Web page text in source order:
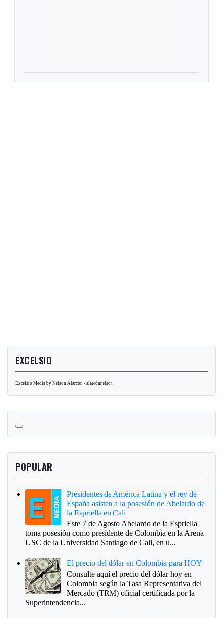
EXCELSIO
Excelsio Media by Nelson Alarcón - alarcónnelson
POPULAR
Presidentes de América Latina y el rey de
España asisten a la posesión de Abelardo de
la Espriella en Cali
Este 7 de Agosto Abelardo de la Espriella
toma posesión como presidente de Colombia en la Arena
USC de la Universidad Santiago de Cali, en u...
El precio del dólar en Colombia para HOY
Consulte aquí el precio del dólar hoy en
Colombia según la Tasa Representativa del
Mercado (TRM) oficial certificada por la
Superintendencia...